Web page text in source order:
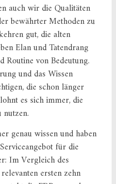
auch wir die Qualitäten
bewährter Methoden zu
gut, die alten
Elan und Tatendrang
Routine von Bedeutung.
und das Wissen
die schon länger
es sich immer, die
genau wissen und haben
für die
Im Vergleich des
ersten zehn